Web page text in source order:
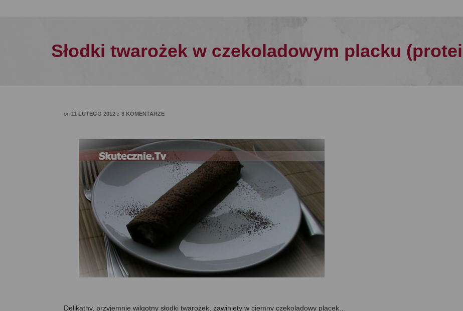
Słodki twarożek w czekoladowym placku
on 11 LUTEGO 2012 z 3 KOMENTARZE
Delikatny, przyjemnie wilgotny słodki twarożek, zawinięty w ciemny czekoladowy placek…